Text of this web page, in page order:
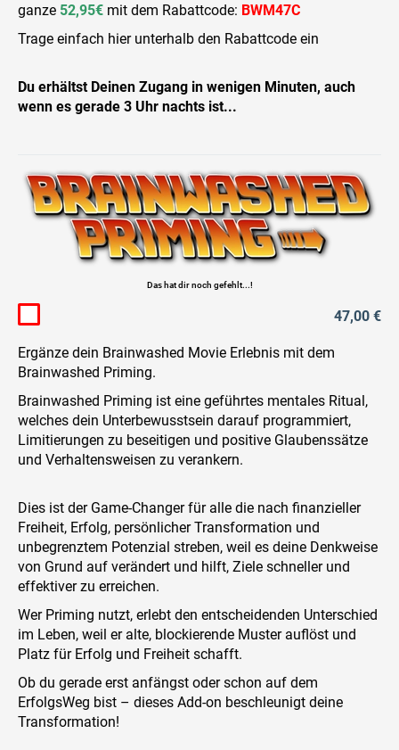
ganze 52,95€ mit dem Rabattcode: BWM47C
Trage einfach hier unterhalb den Rabattcode ein
Du erhältst Deinen Zugang in wenigen Minuten, auch
wenn es gerade 3 Uhr nachts ist...
Das hat dir noch gefehlt...!
47,00 €
Ergänze dein Brainwashed Movie Erlebnis mit dem
Brainwashed Priming.
Brainwashed Priming ist eine geführtes mentales Ritual,
welches dein Unterbewusstsein darauf programmiert,
Limitierungen zu beseitigen und positive Glaubenssätze
und Verhaltensweisen zu verankern.
Dies ist der Game-Changer für alle die nach finanzieller
Freiheit, Erfolg, persönlicher Transformation und
unbegrenztem Potenzial streben, weil es deine Denkweise
von Grund auf verändert und hilft, Ziele schneller und
effektiver zu erreichen.
Wer Priming nutzt, erlebt den entscheidenden Unterschied
im Leben, weil er alte, blockierende Muster auflöst und
Platz für Erfolg und Freiheit schafft.
Ob du gerade erst anfängst oder schon auf dem
ErfolgsWeg bist – dieses Add-on beschleunigt deine
Transformation!